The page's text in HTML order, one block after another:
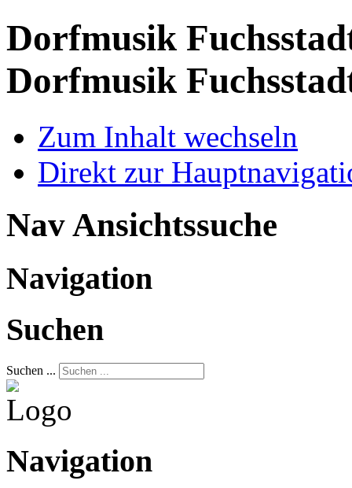
Dorfmusik
Dorfmusik
Zum Inhalt wechseln
Direkt zur
Nav Ansichtssuche
Navigation
Suchen
Suchen ...
Navigation